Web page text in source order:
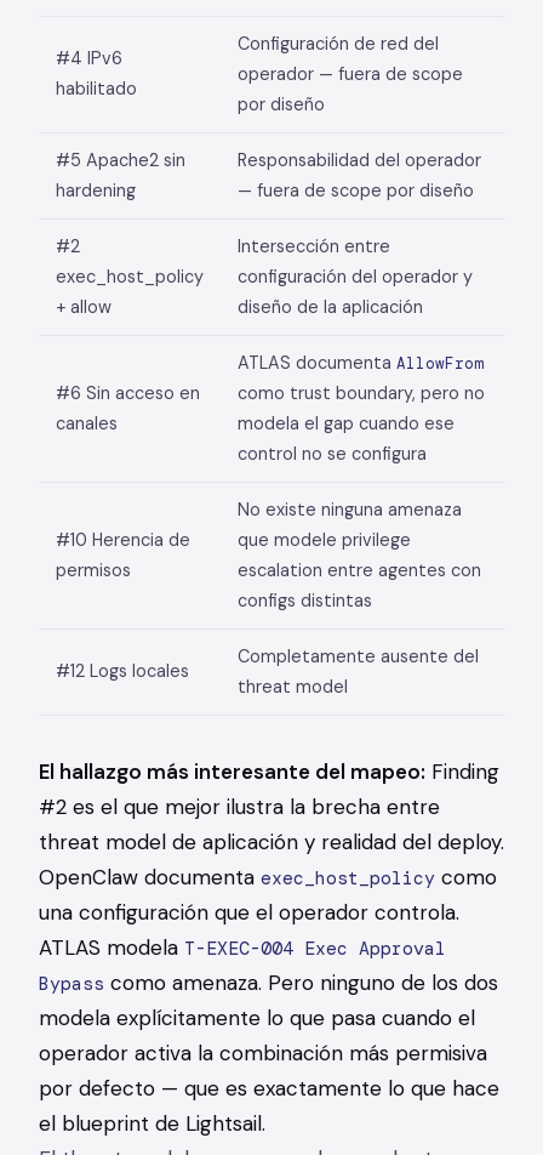
#4 IPv6
habilitado
Configuración de red del
operador — fuera de scope
por diseño
#5 Apache2 sin
hardening
Responsabilidad del operador
— fuera de scope por diseño
#2
exec_host_policy
+ allow
Intersección entre
configuración del operador y
diseño de la aplicación
#6 Sin acceso en
canales
ATLAS documenta AllowFrom
como trust boundary, pero no
modela el gap cuando ese
control no se configura
#10 Herencia de
permisos
No existe ninguna amenaza
que modele privilege
escalation entre agentes con
configs distintas
#12 Logs locales
Completamente ausente del
threat model
El hallazgo más interesante del mapeo: Finding
#2 es el que mejor ilustra la brecha entre
threat model de aplicación y realidad del deploy.
OpenClaw documenta exec_host_policy como
una configuración que el operador controla.
ATLAS modela T-EXEC-004 Exec Approval
Bypass como amenaza. Pero ninguno de los dos
modela explícitamente lo que pasa cuando el
operador activa la combinación más permisiva
por defecto — que es exactamente lo que hace
el blueprint de Lightsail.